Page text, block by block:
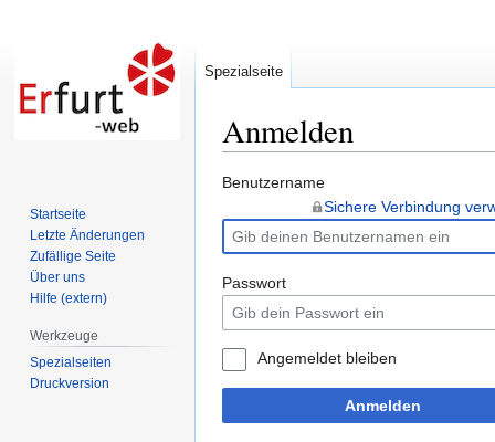
Anmelden
Zur
springen
Zur
springen
Benutzername
Sichere Verbindung
Passwort
Angemeldet bleiben
Anmelden
Spezialseite
Startseite
Letzte Änderungen
Zufällige Seite
Über uns
Hilfe (extern)
Werkzeuge
Spezialseiten
Druckversion